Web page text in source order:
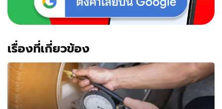
เรื่องที่เกี่ยวข้อง